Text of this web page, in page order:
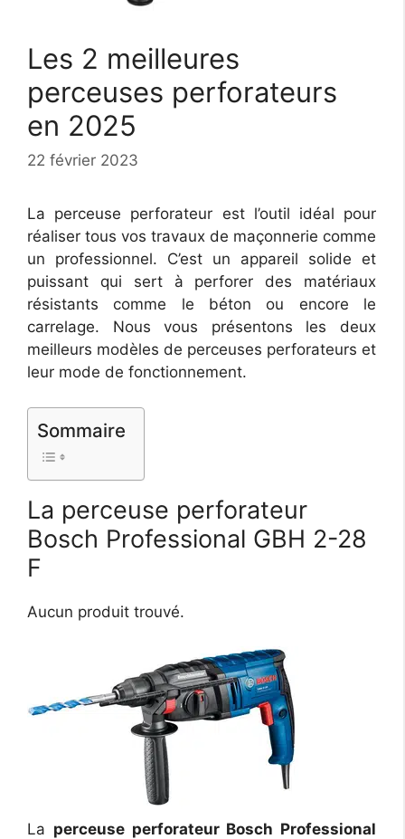
Les 2 meilleures
perceuses perforateurs
en 2025
22 février 2023
La perceuse perforateur est l’outil idéal pour
réaliser tous vos travaux de maçonnerie comme
un professionnel. C’est un appareil solide et
puissant qui sert à perforer des matériaux
résistants comme le béton ou encore le
carrelage. Nous vous présentons les deux
meilleurs modèles de perceuses perforateurs et
leur mode de fonctionnement.
Sommaire
La perceuse perforateur
Bosch Professional GBH 2-28
F
Aucun produit trouvé.
La perceuse perforateur Bosch Professional